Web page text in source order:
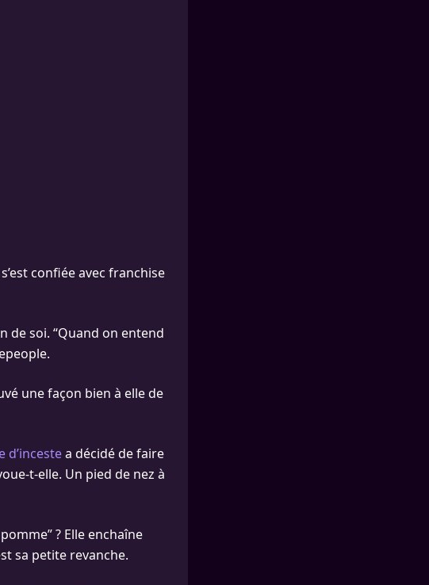
confiée avec franchise
de soi. “Quand on entend
une façon bien à elle de
d’incestea décidé de faire
t-elle. Un pied de nez à
? Elle enchaîne
sa petite revanche.